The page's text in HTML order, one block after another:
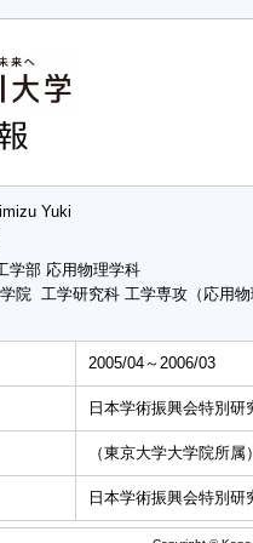
Yuki
学部 応用物理学科
院 工学研究科 工学専攻（応用
2005/04～2006/03
日本学術振興会特別研
（東京大学大学院所属
日本学術振興会特別研